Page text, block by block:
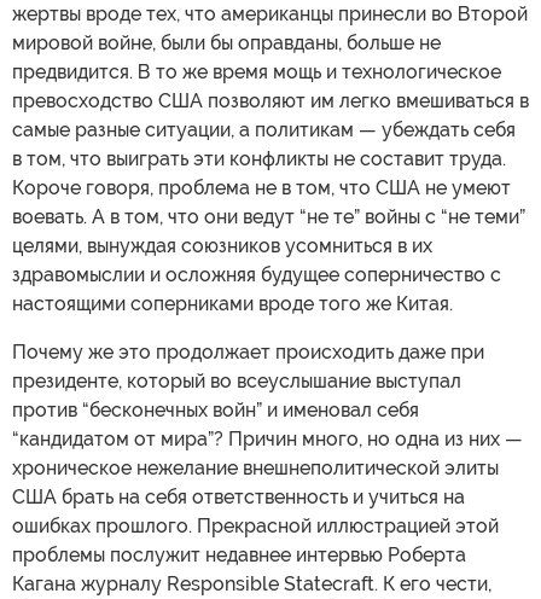
жертвы вроде тех, что американцы принесли во Второй
мировой войне, были бы оправданы, больше не
предвидится. В то же время мощь и технологическое
превосходство США позволяют им легко вмешиваться в
самые разные ситуации, а политикам — убеждать себя
в том, что выиграть эти конфликты не составит труда.
Короче говоря, проблема не в том, что США не умеют
воевать. А в том, что они ведут “не те” войны с “не теми”
целями, вынуждая союзников усомниться в их
здравомыслии и осложняя будущее соперничество с
настоящими соперниками вроде того же Китая.
Почему же это продолжает происходить даже при
президенте, который во всеуслышание выступал
против “бесконечных войн” и именовал себя
“кандидатом от мира”? Причин много, но одна из них —
хроническое нежелание внешнеполитической элиты
США брать на себя ответственность и учиться на
ошибках прошлого. Прекрасной иллюстрацией этой
проблемы послужит недавнее интервью Роберта
Кагана журналу Responsible Statecraft. К его чести,